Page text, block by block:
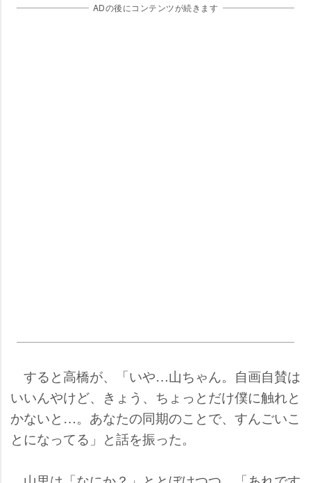
ADの後にコンテンツが続きます
すると高橋が、「いや…山ちゃん。自画自賛は
いいんやけど、きょう、ちょっとだけ僕に触れと
かないと…。あなたの同期のことで、すんごいこ
とになってる」と話を振った。